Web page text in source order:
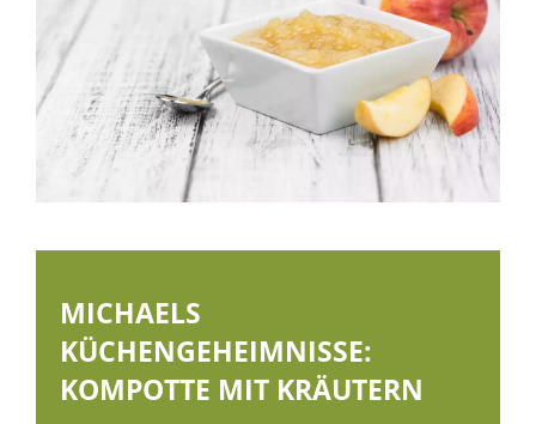
MICHAELS
KÜCHENGEHEIMNISSE:
KOMPOTTE MIT KRÄUTERN